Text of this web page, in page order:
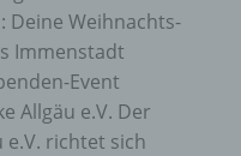
Deine Weihnachts-
Immenstadt
Event
Allgäu e.V. Der
richtet sich